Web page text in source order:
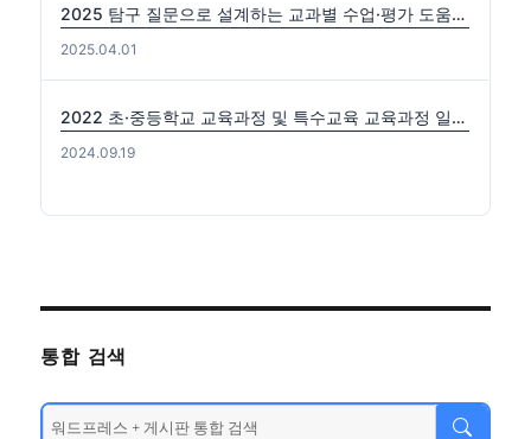
2025 탐구 질문으로 설계하는 교과별 수업·평가 도움자료(국수사과)
2025.04.01
2022 초·중등학교 교육과정 및 특수교육 교육과정 일부개정 고시 (2024-0816) 출처: https://edutown.tistory.com/1594 [초등교육마을2:티스토리]
2024.09.19
통합 검색